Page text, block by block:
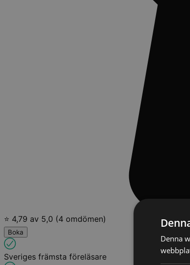
⭐ 4,79 av 5,0 (4 omdömen)
Boka
Sveriges främsta föreläsare
Denna